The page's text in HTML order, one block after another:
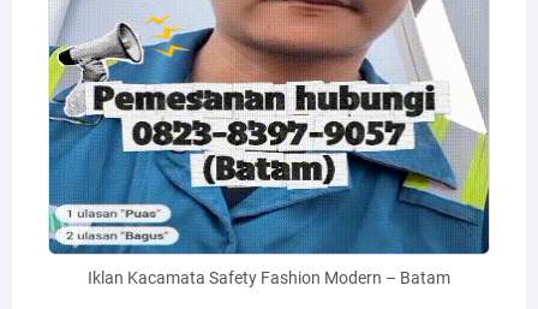
Iklan Kacamata Safety Fashion Modern – Batam